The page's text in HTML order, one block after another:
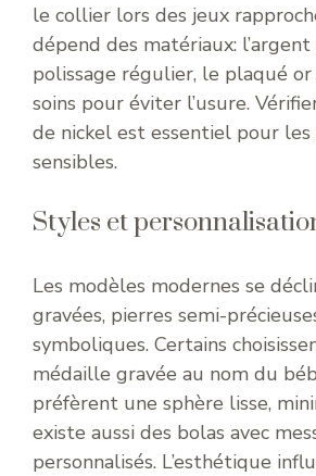
le collier lors des jeux
dépend des matériaux:
polissage régulier, le plaqué or
soins pour éviter l’usure.
de nickel est essentiel pour les
sensibles.
Styles et
Les modèles modernes se
gravées, pierres semi-
symboliques. Certains
médaille gravée au nom du
préfèrent une sphère lisse,
existe aussi des bolas avec
personnalisés. L’esthétique